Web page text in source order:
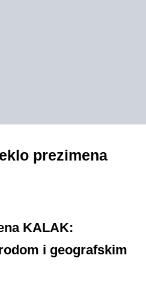
prezimena
KALAK:
i geografskim